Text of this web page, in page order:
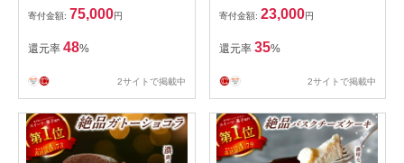
寄付金額: 75,000円
還元率 48%
2サイトで掲載中
寄付金額: 23,000円
還元率 35%
2サイトで掲載中